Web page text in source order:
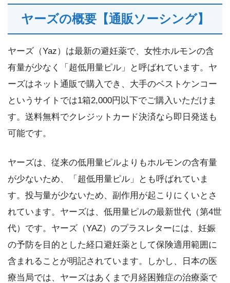
ヤーズの概要【通販ソーシング】
ヤーズ（Yaz）は最新の避妊薬で、女性ホルモンの含
有量が少なく「超低用量ピル」と呼ばれています。ヤ
ーズはネット通販で購入でき、大手のベストケンコー
というサイトでは1箱2,000円以下でご購入いただけま
す。送料無料でクレジットカード決済なら即日発送も
可能です。
ヤーズは、従来の低用量ピルよりもホルモンの含有量
が少ないため、「超低用量ピル」とも呼ばれていま
す。投与量が少ないため、副作用が起こりにくいとさ
れています。ヤーズは、低用量ピルの最新世代（第4世
代）です。ヤーズ（YAZ）のプラスレターには、妊娠
の予防を目的とした経口避妊薬として保険適用範囲に
含まれることが明記されています。しかし、日本の医
療当局では、ヤーズはあくまで月経困難症の治療薬で